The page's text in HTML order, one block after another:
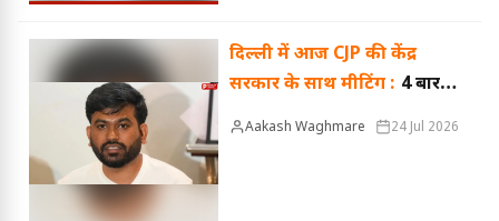
दिल्ली में आज CJP की केंद्र
सरकार के साथ मीटिंग : 4 बार
नड्डा के बुलावे को ठुकराया,
Aakash Waghmare 24 Jul 2026